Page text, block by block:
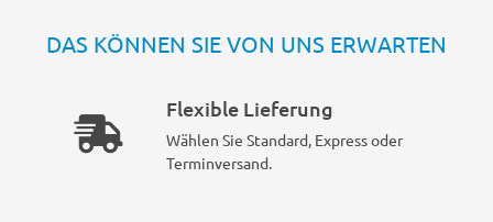
DAS KÖNNEN SIE VON UNS ERWARTEN
Flexible Lieferung
Wählen Sie Standard, Express oder
Terminversand.